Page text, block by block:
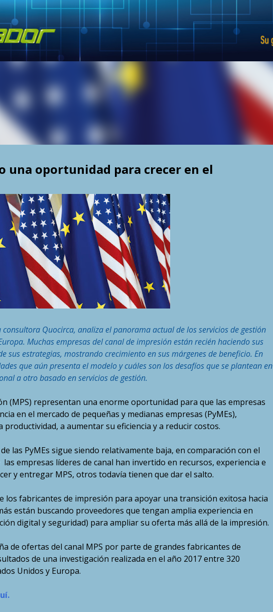
Skip to main content
una oportunidad para crecer en el
Quocirca, analiza el panorama actual de los servicios de gestión
Muchas empresas del canal de impresión están recién haciendo sus
sus estrategias, mostrando crecimiento en sus márgenes de beneficio. En
que aún presenta el modelo y cuáles son los desafíos que se plantean en
a otro basado en servicios de gestión.
(MPS) representan una enorme oportunidad para que las empresas
en el mercado de pequeñas y medianas empresas (PyMEs),
a aumentar su eficiencia y a reducir costos.
las PyMEs sigue siendo relativamente baja, en comparación con el
empresas líderes de canal han invertido en recursos, experiencia e
y entregar MPS, otros todavía tienen que dar el salto.
los fabricantes de impresión para apoyar una transición exitosa hacia
están buscando proveedores que tengan amplia experiencia en
digital y seguridad) para ampliar su oferta más allá de la impresión.
de ofertas del canal MPS por parte de grandes fabricantes de
de una investigación realizada en el año 2017 entre 320
Unidos y Europa.